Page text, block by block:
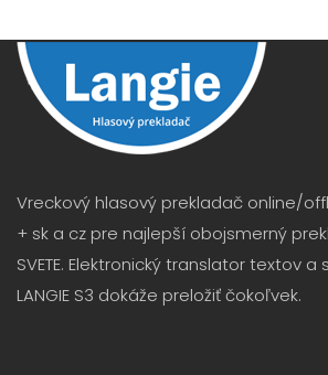
Vreckový hlasový prekladač online/
+ sk a cz pre najlepší obojsmerný
SVETE. Elektronický translator textov
LANGIE S3 dokáže preložiť čokoľvek.